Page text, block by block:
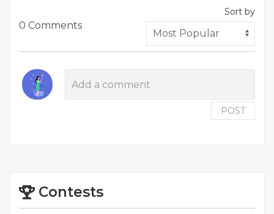
0 Comments
Sort by
POST
Contests